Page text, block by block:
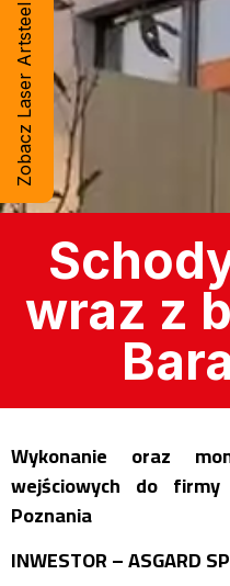
Zobacz Laser Artsteel
wraz z
Wykonanie oraz
wejściowych do
Poznania
INWESTOR – ASGARD